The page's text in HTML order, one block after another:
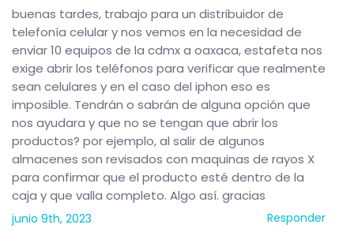
buenas tardes, trabajo para un distribuidor de
telefonía celular y nos vemos en la necesidad de
enviar 10 equipos de la cdmx a oaxaca, estafeta nos
exige abrir los teléfonos para verificar que realmente
sean celulares y en el caso del iphon eso es
imposible. Tendrán o sabrán de alguna opción que
nos ayudara y que no se tengan que abrir los
productos? por ejemplo, al salir de algunos
almacenes son revisados con maquinas de rayos X
para confirmar que el producto esté dentro de la
caja y que valla completo. Algo así. gracias
junio 9th, 2023 Responder